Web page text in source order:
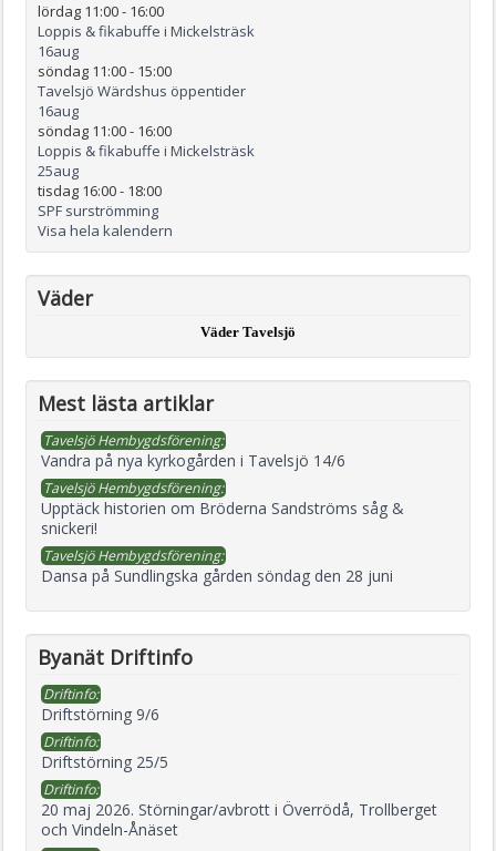
lördag 11:00- 16:00
Loppis & fikabuffe i Mickelsträsk
16aug
söndag 11:00- 15:00
Tavelsjö Wärdshus öppentider
16aug
söndag 11:00- 16:00
Loppis & fikabuffe i Mickelsträsk
25aug
tisdag 16:00- 18:00
SPF surströmming
Visa hela kalendern
Väder
Väder Tavelsjö
Mest lästa artiklar
Tavelsjö Hembygdsförening:
Vandra på nya kyrkogården i Tavelsjö 14/6
Tavelsjö Hembygdsförening:
Upptäck historien om Bröderna Sandströms såg &
snickeri!
Tavelsjö Hembygdsförening:
Dansa på Sundlingska gården söndag den 28 juni
Byanät Driftinfo
Driftinfo:
Driftstörning 9/6
Driftinfo:
Driftstörning 25/5
Driftinfo:
20 maj 2026. Störningar/avbrott i Överrödå, Trollberget
och Vindeln-Ånäset